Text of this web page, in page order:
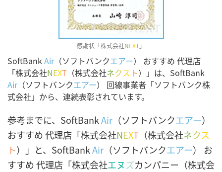
感謝状「株式会社NEXT」
SoftBank Air （ソフトバンクエアー） おすすめ 代理店
「株式会社NEXT （株式会社ネク ス ト）」は、SoftBank
Air （ソフトバンクエアー） 回線事業者「ソフトバンク株
式会社」から、連続表彰されています。
参考までに、SoftBankAir （ソフトバンクエアー）
おすすめ 代理店「株式会社NEXT （株式会社ネクス
ト）」と、SoftBankAir （ソフトバンクエアー） お
すすめ 代理店「株式会社エヌ ズカンパニー（株式会